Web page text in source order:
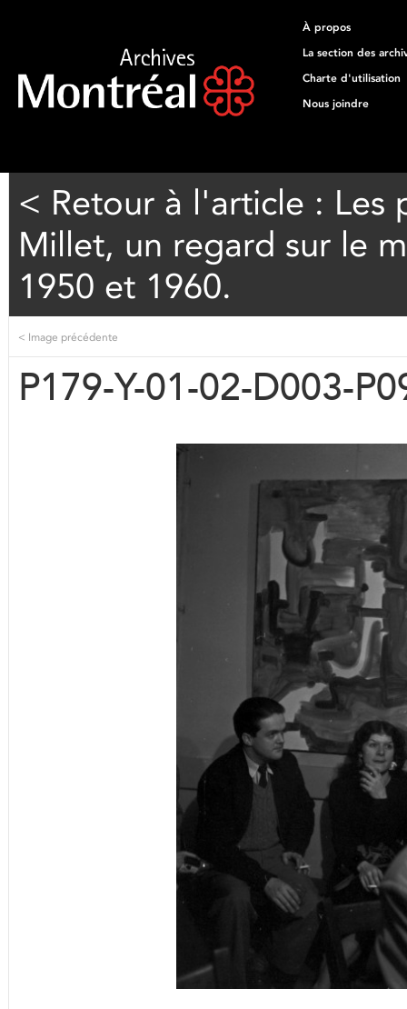
À propos
La section des
Charte d'utilisation
Nous joindre
< Retour à l'article : Les
Millet, un regard sur le
1950 et 1960.
< Image précédente
P179-Y-01-02-D003-